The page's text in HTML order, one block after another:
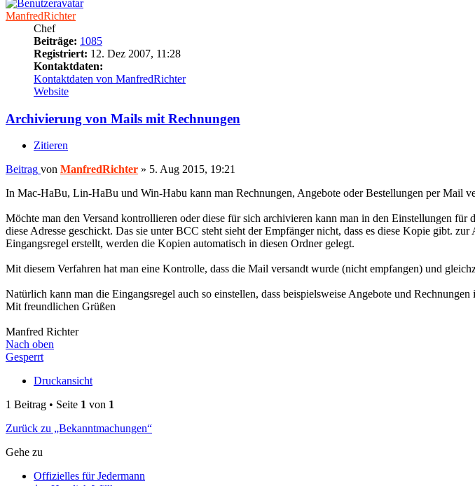
ManfredRichter
Chef
Beiträge: 1085
Registriert: 12. Dez 2007, 11:28
Kontaktdaten:
Kontaktdaten von ManfredRichter
Website
Archivierung von Mails mit Rechnungen
Zitieren
Beitrag von ManfredRichter » 5. Aug 2015, 19:21
In Mac-HaBu, Lin-HaBu und Win-Habu kann man Rechnungen, Angebote oder Bestellungen per Mail
Möchte man den Versand kontrollieren oder diese für sich archivieren kann man in den Einstellungen
diese Adresse geschickt. Das sie unter BCC steht sieht der Empfänger nicht, dass es diese Kopie gibt.
Eingangsregel erstellt, werden die Kopien automatisch in diesen Ordner gelegt.
Mit diesem Verfahren hat man eine Kontrolle, dass die Mail versandt wurde (nicht empfangen) und
Natürlich kann man die Eingangsregel auch so einstellen, dass beispielsweise Angebote und
Mit freundlichen Grüßen
Manfred Richter
Nach oben
Gesperrt
Druckansicht
1 Beitrag • Seite 1 von 1
Zurück zu „Bekanntmachungen“
Gehe zu
Offizielles für Jedermann